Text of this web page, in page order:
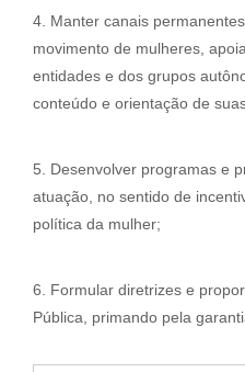
4. Manter canais
movimento de mulheres,
entidades e dos grupos
conteúdo e orientação de
5. Desenvolver programas e
atuação, no sentido de
política da mulher;
6. Formular diretrizes e
Pública, primando pela